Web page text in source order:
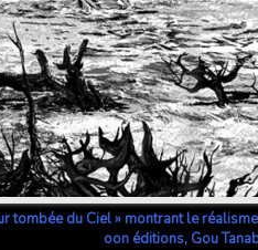
tombée du Ciel » montrant le
oon éditions, Gou